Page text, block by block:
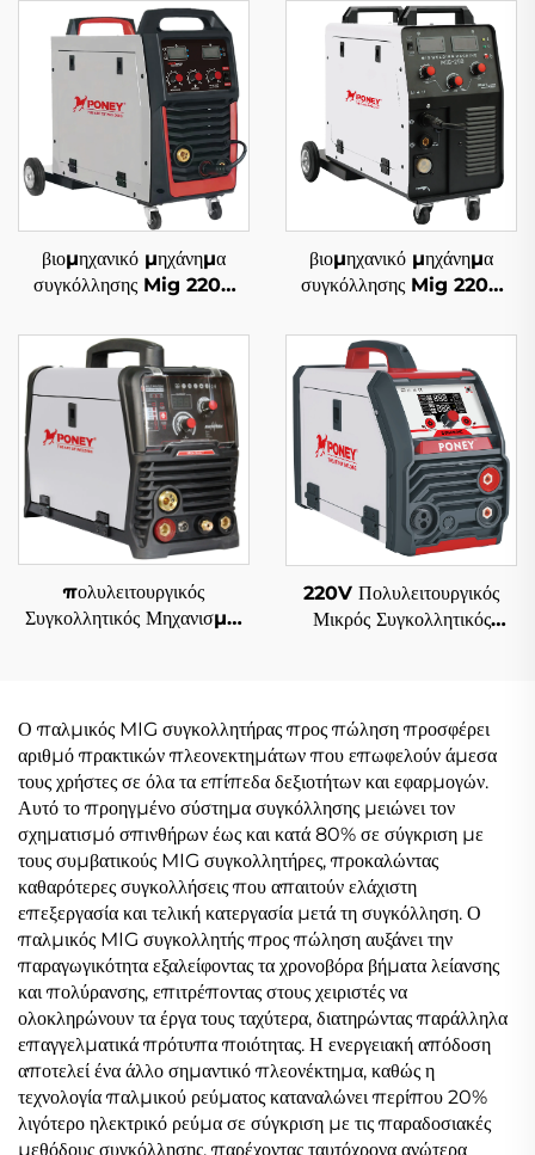
βιομηχανικό μηχάνημα
συγκόλλησης Mig 220V
με προστασία αερίου CO2,
μηχάνημα συγκόλλησης
Mig/Mag
βιομηχανικό μηχάνημα
συγκόλλησης Mig 220V
με προστασία αερίου CO2,
μηχάνημα συγκόλλησης
Mig/Mag
πολυλειτουργικός
Συγκολλητικός Μηχανισμός
Συγκεραστική Λειτουργία
Παλμών
220V Πολυλειτουργικός
Μικρός Συγκολλητικός
Ο παλμικός MIG συγκολλητήρας προς πώληση προσφέρει
αριθμό πρακτικών πλεονεκτημάτων που επωφελούν άμεσα
τους χρήστες σε όλα τα επίπεδα δεξιοτήτων και εφαρμογών.
Αυτό το προηγμένο σύστημα συγκόλλησης μειώνει τον
σχηματισμό σπινθήρων έως και κατά 80% σε σύγκριση με
τους συμβατικούς MIG συγκολλητήρες, προκαλώντας
καθαρότερες συγκολλήσεις που απαιτούν ελάχιστη
επεξεργασία και τελική κατεργασία μετά τη συγκόλληση. Ο
παλμικός MIG συγκολλητής προς πώληση αυξάνει την
παραγωγικότητα εξαλείφοντας τα χρονοβόρα βήματα λείανσης
και πολύρανσης, επιτρέποντας στους χειριστές να
ολοκληρώνουν τα έργα τους ταχύτερα, διατηρώντας παράλληλα
επαγγελματικά πρότυπα ποιότητας. Η ενεργειακή απόδοση
αποτελεί ένα άλλο σημαντικό πλεονέκτημα, καθώς η
τεχνολογία παλμικού ρεύματος καταναλώνει περίπου 20%
λιγότερο ηλεκτρικό ρεύμα σε σύγκριση με τις παραδοσιακές
μεθόδους συγκόλλησης, παρέχοντας ταυτόχρονα ανώτερα